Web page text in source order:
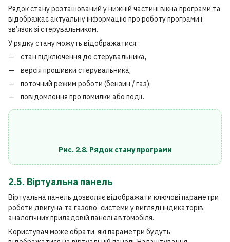
Рядок стану розташований у нижній частині вікна програми та
відображає актуальну інформацію про роботу програми і
зв’язок зі стерувальником.
У рядку стану можуть відображатися:
стан підключення до стерувальника,
версія прошивки стерувальника,
поточний режим роботи (бензин / газ),
повідомлення про помилки або події.
Рис. 2.8. Рядок стану програми
2.5. Віртуальна панель
Віртуальна панель дозволяє відображати ключові параметри
роботи двигуна та газової системи у вигляді індикаторів,
аналогічних приладовій панелі автомобіля.
Користувач може обрати, які параметри будуть